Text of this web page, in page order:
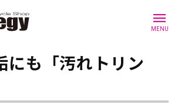
menu
MENU
にも「汚れトリン